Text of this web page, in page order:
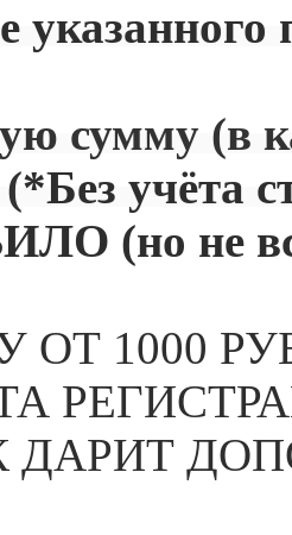
указанного
сумму (в
*Без учёта
(но не
1000
ДАРИТ